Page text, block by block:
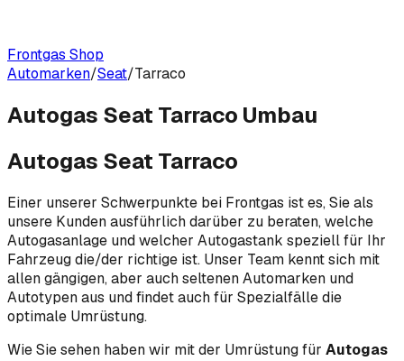
Frontgas Shop
Automarken/Seat/Tarraco
Autogas Seat Tarraco Umbau
Autogas Seat Tarraco
Einer unserer Schwerpunkte bei Frontgas ist es, Sie als
unsere Kunden ausführlich darüber zu beraten, welche
Autogasanlage und welcher Autogastank speziell für Ihr
Fahrzeug die/der richtige ist. Unser Team kennt sich mit
allen gängigen, aber auch seltenen Automarken und
Autotypen aus und findet auch für Spezialfälle die
optimale Umrüstung.
Wie Sie sehen haben wir mit der Umrüstung für Autogas